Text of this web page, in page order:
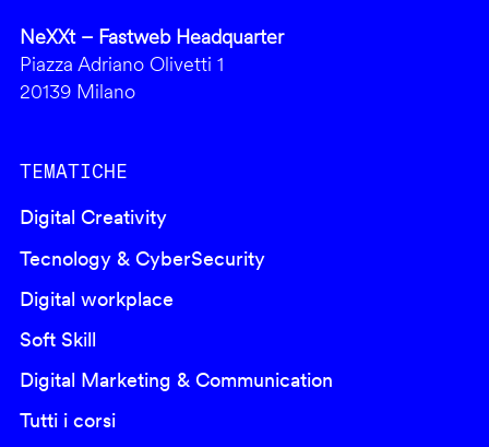
NeXXt – Fastweb Headquarter
Piazza Adriano Olivetti 1
20139 Milano
TEMATICHE
Digital Creativity
Tecnology & CyberSecurity
Digital workplace
Soft Skill
Digital Marketing & Communication
Tutti i corsi